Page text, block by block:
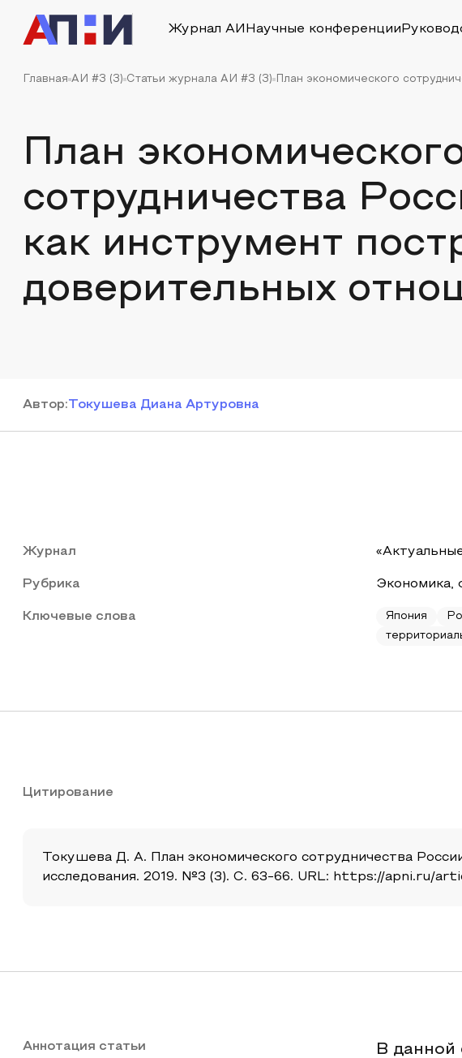
Журнал АИ Научные конференции
Главная АИ #3 (3) Статьи журнала АИ #3 (3) План экономического
План
сотрудничества
как инструмент
доверительных
Автор: Токушева Диана Артуровна
Журнал
Рубрика Экономика,
Ключевые слова Япония
Цитирование
Токушева Д. А. План экономического сотрудничества
исследования. 2019. №3 (3). С. 63-66. URL: https://apni.ru/
Аннотация статьи
В данной